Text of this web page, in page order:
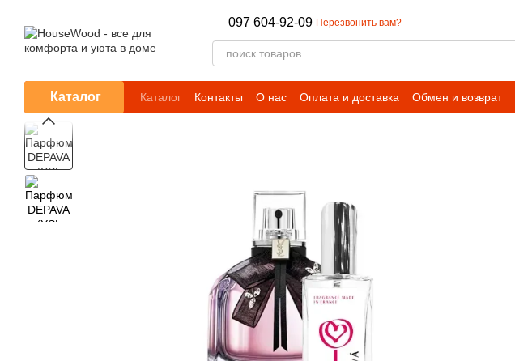
097 604-92-09 Перезвонить вам?
Каталог Каталог Контакты О нас Оплата и доставка Обмен и возврат